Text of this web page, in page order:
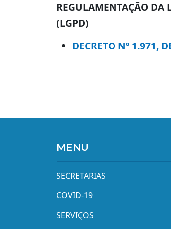
REGULAMENTAÇÃO
(LGPD)
DECRETO Nº 1.971,
MENU
SECRETARIAS
COVID-19
SERVIÇOS